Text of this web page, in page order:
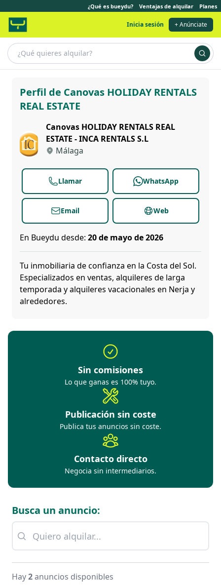
¿Qué es bueydu? Ventajas de alquilar Planes
Inicia sesión + Anúnciate
Perfil de Canovas HOLIDAY RENTALS
REAL ESTATE
Canovas HOLIDAY RENTALS REAL
ESTATE - INCA RENTALS S.L
Málaga
Llamar WhatsApp
Email Web
En Bueydu desde: 20 de mayo de 2026
Tu inmobiliaria de confianza en la Costa del Sol.
Especializados en ventas, alquileres de larga
temporada y alquileres vacacionales en Nerja y
alrededores.
Sin comisiones
Lo que ganas es 100% tuyo.
Publicación sin coste
Publica tus anuncios sin coste.
Contacto directo
Negocia sin intermediarios.
Busca un anuncio:
Hay2anuncios disponibles